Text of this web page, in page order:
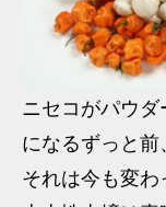
ニセコがパウ
になるずっと
それは今も変